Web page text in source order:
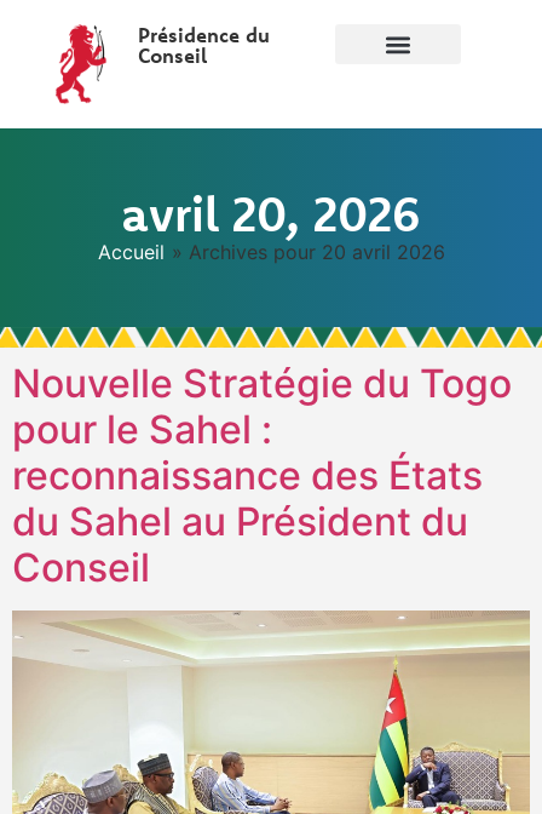
Présidence du
Conseil
avril 20, 2026
Accueil » Archives pour 20 avril 2026
Nouvelle Stratégie du Togo
pour le Sahel :
reconnaissance des États
du Sahel au Président du
Conseil